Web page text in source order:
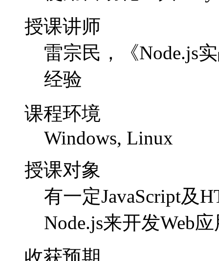
课程环境
Windows, Linux
授课对象
Node.js来开发Web
收获预期
通过学习此系列课
Web应用的能力，
实现原理来得到提升